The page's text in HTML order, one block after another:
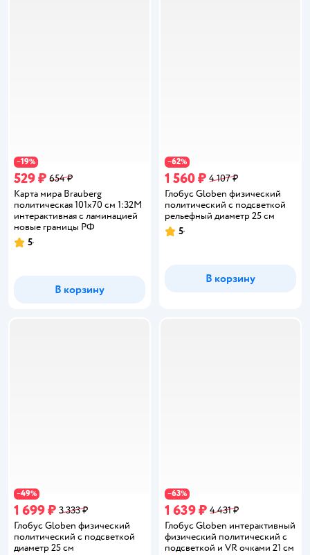
−19%
529 ₽ 654 ₽
Карта мира Brauberg
политическая 101х70 см 1:32М
интерактивная с ламинацией
новые границы РФ
Рейтинг:
5
В корзину
−62%
1 560 ₽ 4 107 ₽
Глобус Globen физический
политический с подсветкой
рельефный диаметр 25 см
Рейтинг:
5
В корзину
−49%
1 699 ₽ 3 333 ₽
Глобус Globen физический
политический с подсветкой
диаметр 25 см
−63%
1 639 ₽ 4 431 ₽
Глобус Globen интерактивный
физический политический с
подсветкой и VR очками 21 см